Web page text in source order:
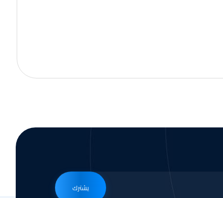
يشترك